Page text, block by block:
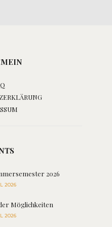
2026
2026
Möglichkeiten
2026